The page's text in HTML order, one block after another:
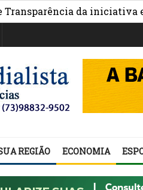
da iniciativa em
REGIÃO ECONOMIA